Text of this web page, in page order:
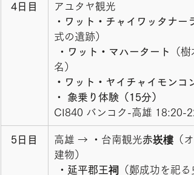
4日目
アユタヤ観光
・ ワット・チャイワッタナー
式の遺跡）
・ ワット・マハータート
（
名）
・ワット・ヤイチャイモンコン
・
象乗り体験（15分）
CI840 バンコク-高雄 18:20-
5日目 高雄 → ・台南観光赤崁樓 （
建物）
・ 延平郡王祠
（鄭成功を祀る